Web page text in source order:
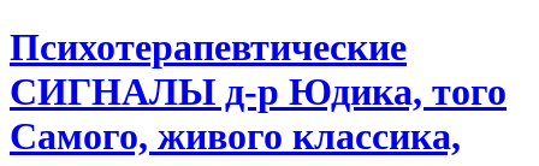
Психотерапевтические
СИГНАЛЫ д-р Юдика, того
Самого, живого классика,